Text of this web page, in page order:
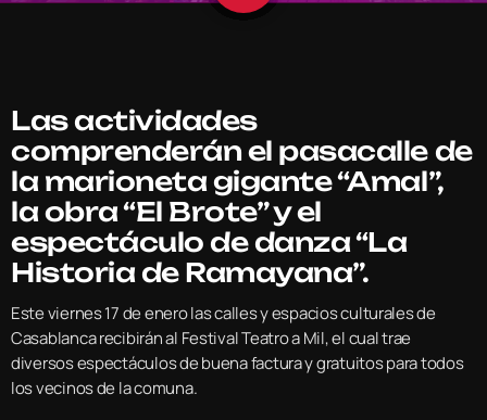
Las actividades
comprenderán el pasacalle de
la marioneta gigante “Amal”,
la obra “El Brote” y el
espectáculo de danza “La
Historia de Ramayana”.
Este viernes 17 de enero las calles y espacios culturales de
Casablanca recibirán al Festival Teatro a Mil, el cual trae
diversos espectáculos de buena factura y gratuitos para todos
los vecinos de la comuna.